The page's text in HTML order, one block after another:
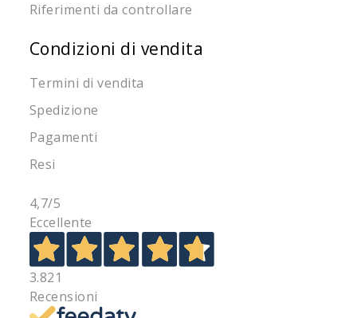
Riferimenti da controllare
Condizioni di vendita
Termini di vendita
Spedizione
Pagamenti
Resi
4,7/5
Eccellente
3.821
Recensioni